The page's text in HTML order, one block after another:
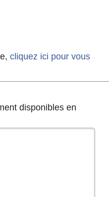
cliquez ici pour vous
disponibles en